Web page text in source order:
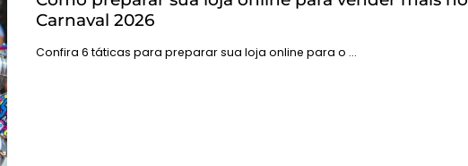
Carnaval 2026
Confira 6 táticas para preparar sua loja online para o …